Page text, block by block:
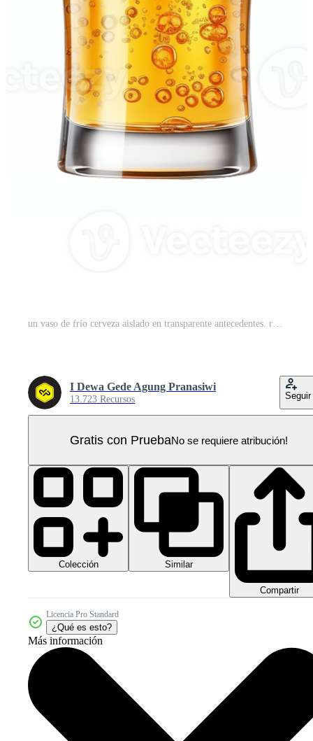
un vaso de frío cerveza aislado en transparente antecedentes. recorte camino. ai generado PNG Pro
I Dewa Gede Agung Pranasiwi
13.723 Recursos Seguir
Gratis con PruebaNo se requiere atribución!
Colección Similar
Compartir
Licencia Pro Standard
¿Qué es esto?
Más información